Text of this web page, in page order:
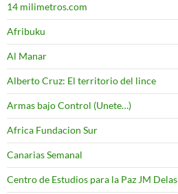
14 milimetros.com
Afribuku
Al Manar
Alberto Cruz: El territorio del lince
Armas bajo Control (Unete…)
Africa Fundacion Sur
Canarias Semanal
Centro de Estudios para la Paz JM Delas